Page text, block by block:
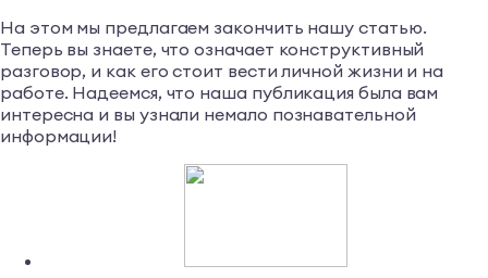
На этом мы предлагаем закончить нашу статью.
Теперь вы знаете, что означает конструктивный
разговор, и как его стоит вести личной жизни и на
работе. Надеемся, что наша публикация была вам
интересна и вы узнали немало познавательной
информации!